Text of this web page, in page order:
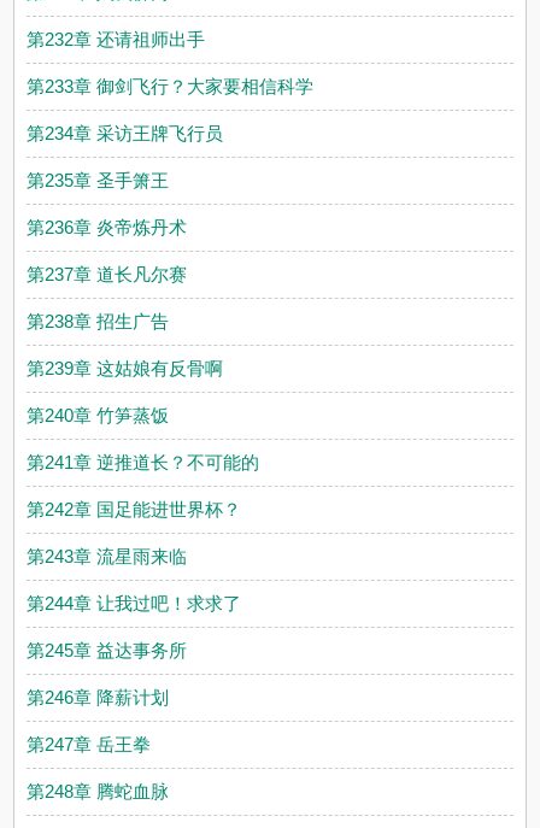
第232章 还请祖师出手
第233章 御剑飞行？大家要相信科学
第234章 采访王牌飞行员
第235章 圣手箫王
第236章 炎帝炼丹术
第237章 道长凡尔赛
第238章 招生广告
第239章 这姑娘有反骨啊
第240章 竹笋蒸饭
第241章 逆推道长？不可能的
第242章 国足能进世界杯？
第243章 流星雨来临
第244章 让我过吧！求求了
第245章 益达事务所
第246章 降薪计划
第247章 岳王拳
第248章 腾蛇血脉